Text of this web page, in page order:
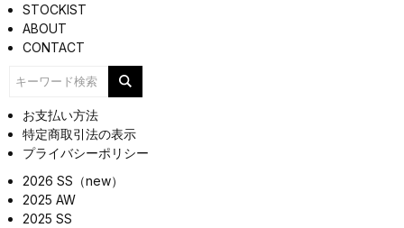
STOCKIST
ABOUT
CONTACT
お支払い方法
特定商取引法の表示
プライバシーポリシー
2026 SS（new）
2025 AW
2025 SS